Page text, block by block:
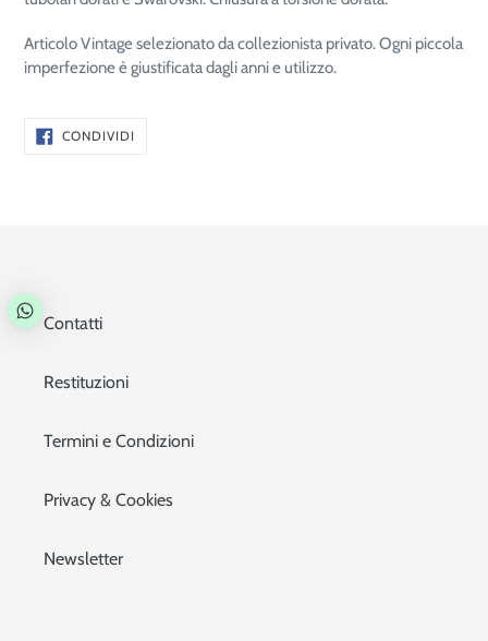
Articolo Vintage selezionato da collezionista privato. Ogni piccola
imperfezione è giustificata dagli anni e utilizzo.
CONDIVIDI
Contatti
Restituzioni
Termini e Condizioni
Privacy & Cookies
Newsletter